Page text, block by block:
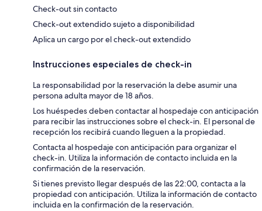
Check-out sin contacto
Check-out extendido sujeto a disponibilidad
Aplica un cargo por el check-out extendido
Instrucciones especiales de check-in
La responsabilidad por la reservación la debe asumir una
persona adulta mayor de 18 años.
Los huéspedes deben contactar al hospedaje con anticipación
para recibir las instrucciones sobre el check-in. El personal de
recepción los recibirá cuando lleguen a la propiedad.
Contacta al hospedaje con anticipación para organizar el
check-in. Utiliza la información de contacto incluida en la
confirmación de la reservación.
Si tienes previsto llegar después de las 22:00, contacta a la
propiedad con anticipación. Utiliza la información de contacto
incluida en la confirmación de la reservación.